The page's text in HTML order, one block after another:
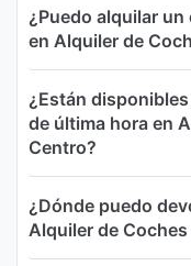
¿Puedo alquilar
en Alquiler de
¿Están
de última hora en
Centro?
¿Dónde puedo
Alquiler de